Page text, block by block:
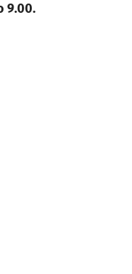
9.00.